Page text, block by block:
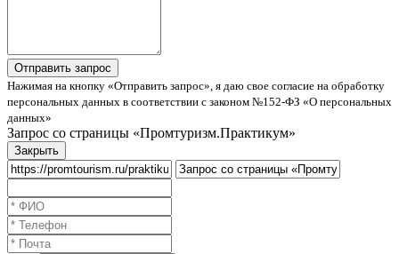
Нажимая на кнопку «Отправить запрос», я даю свое согласие на обработку
персональных данных в соответствии с законом №152-ФЗ «О персональных
данных»
Запрос со страницы «Промтуризм.Практикум»
Закрыть